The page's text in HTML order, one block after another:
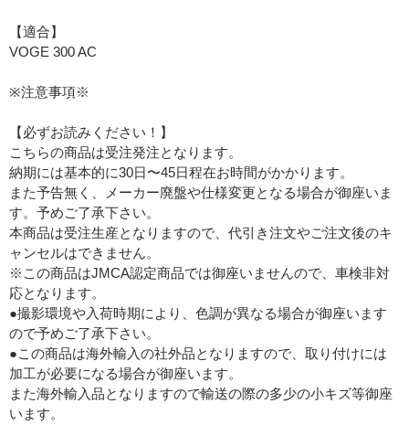
【適合】
VOGE 300 AC
※注意事項※
【必ずお読みください！】
こちらの商品は受注発注となります。
納期には基本的に30日〜45日程在お時間がかかります。
また予告無く、メーカー廃盤や仕様変更となる場合が御座いま
す。予めご了承下さい。
本商品は受注生産となりますので、代引き注文やご注文後のキ
ャンセルはできません。
※この商品はJMCA認定商品では御座いませんので、車検非対
応となります。
●撮影環境や入荷時期により、色調が異なる場合が御座います
ので予めご了承下さい。
●この商品は海外輸入の社外品となりますので、取り付けには
加工が必要になる場合が御座います。
また海外輸入品となりますので輸送の際の多少の小キズ等御座
います。